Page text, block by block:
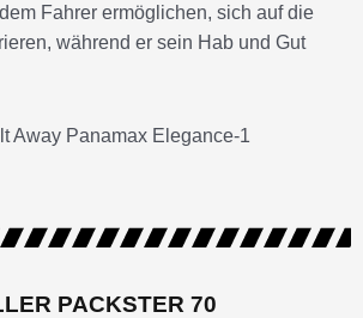
Fahrer ermöglichen, sich auf die
während er sein Hab und Gut
PACKSTER 70